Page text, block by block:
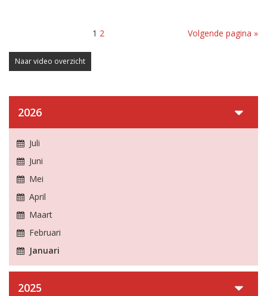
1 2 Volgende pagina »
Naar video overzicht
2026
Juli
Juni
Mei
April
Maart
Februari
Januari
2025